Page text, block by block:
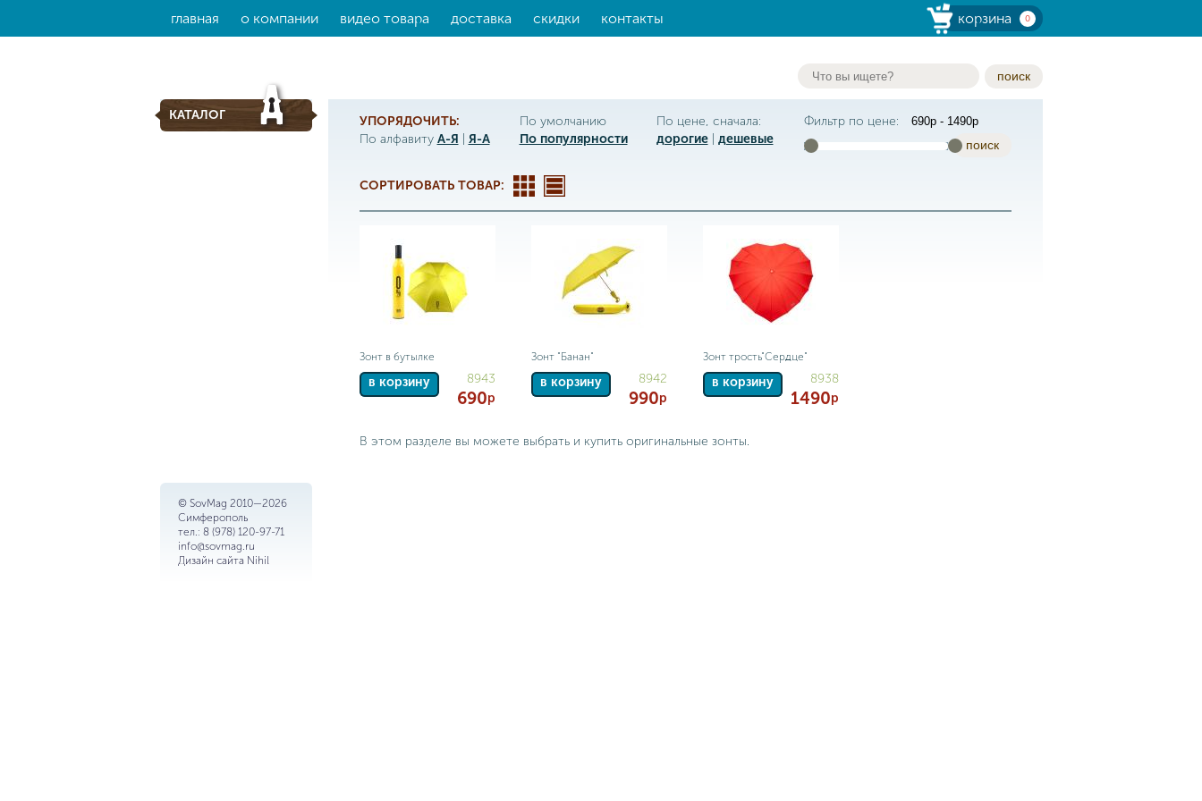
главная о компании видео товара доставка скидки контакты корзина 0
поиск
КАТАЛОГ
УПОРЯДОЧИТЬ:
По алфавиту А-Я Я-А
По умолчанию
По популярности
По цене, сначала:
дорогие| дешевые
Фильтр по цене:
поиск
СОРТИРОВАТЬ ТОВАР:
Зонт в бутылке
в корзину 8943
690р
Зонт "Банан"
в корзину 8942
990р
Зонт трость"Сердце"
в корзину 8938
1490р
В этом разделе вы можете выбрать и купить оригинальные зонты.
© SovMag 2010—2026
Симферополь
тел.: 8 (978) 120-97-71
info@sovmag.ru
Дизайн сайта Nihil